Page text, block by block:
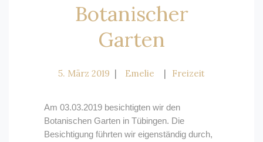
Botanischer
Garten
5. März 2019 Emelie Freizeit
Am 03.03.2019 besichtigten wir den
Botanischen Garten in Tübingen. Die
Besichtigung führten wir eigenständig durch,